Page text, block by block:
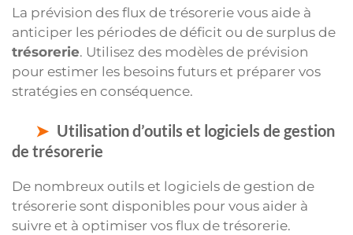
La prévision des flux de trésorerie vous aide à
anticiper les périodes de déficit ou de surplus de
trésorerie. Utilisez des modèles de prévision
pour estimer les besoins futurs et préparer vos
stratégies en conséquence.
Utilisation d’outils et logiciels de gestion
de trésorerie
De nombreux outils et logiciels de gestion de
trésorerie sont disponibles pour vous aider à
suivre et à optimiser vos flux de trésorerie.